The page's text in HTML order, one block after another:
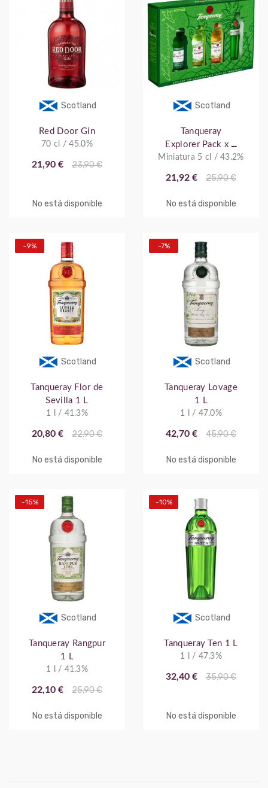
Scotland
Red Door Gin
70 cl / 45.0%
21,90 € 23,90 €
No está disponible
Scotland
Tanqueray
Explorer Pack x 4
5cl
Miniatura 5 cl / 43.2%
21,92 € 25,90 €
No está disponible
Scotland
-9%
Tanqueray Flor de
Sevilla 1 L
1 l / 41.3%
20,80 € 22,90 €
No está disponible
Scotland
-7%
Tanqueray Lovage
1 L
1 l / 47.0%
42,70 € 45,90 €
No está disponible
Scotland
-15%
Tanqueray Rangpur
1 L
1 l / 41.3%
22,10 € 25,90 €
No está disponible
Scotland
-10%
Tanqueray Ten 1 L
1 l / 47.3%
32,40 € 35,90 €
No está disponible